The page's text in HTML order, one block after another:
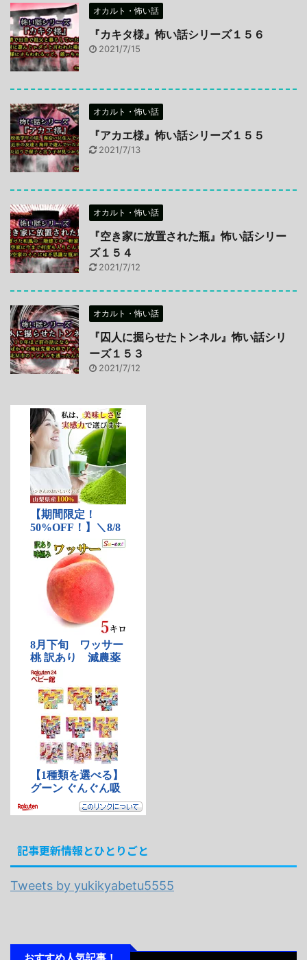
オカルト・怖い話
『カキタ様』怖い話シリーズ１５６
2021/7/15
オカルト・怖い話
『アカエ様』怖い話シリーズ１５５
2021/7/13
オカルト・怖い話
『空き家に放置された瓶』怖い話シリー
ズ１５４
2021/7/12
オカルト・怖い話
『囚人に掘らせたトンネル』怖い話シリ
ーズ１５３
2021/7/12
記事更新情報とひとりごと
Tweets by yukikyabetu5555
おすすめ人気記事！